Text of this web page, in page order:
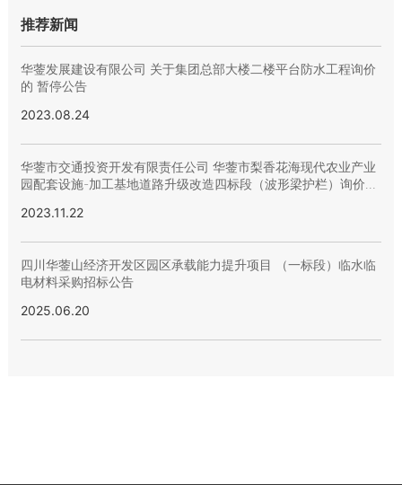
推荐新闻
华蓥发展建设有限公司 关于集团总部大楼二楼平台防水工程询价
的 暂停公告
2023.08.24
华蓥市交通投资开发有限责任公司 华蓥市梨香花海现代农业产业
园配套设施-加工基地道路升级改造四标段（波形梁护栏）询价公
2023.11.22
四川华蓥山经济开发区园区承载能力提升项目 （一标段）临水临
电材料采购招标公告
2025.06.20